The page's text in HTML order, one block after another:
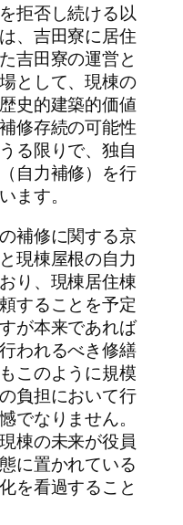
拒否し続ける以
、吉田寮に居住
吉田寮の運営と
として、現棟の
史的建築的価値
修存続の可能性
る限りで、独自
自力補修）を行
ます。
補修に関する京
現棟屋根の自力
り、現棟居住棟
することを予定
が本来であれば
われるべき修繕
このように規模
負担において行
でなりません。
棟の未来が役員
に置かれている
を看過すること